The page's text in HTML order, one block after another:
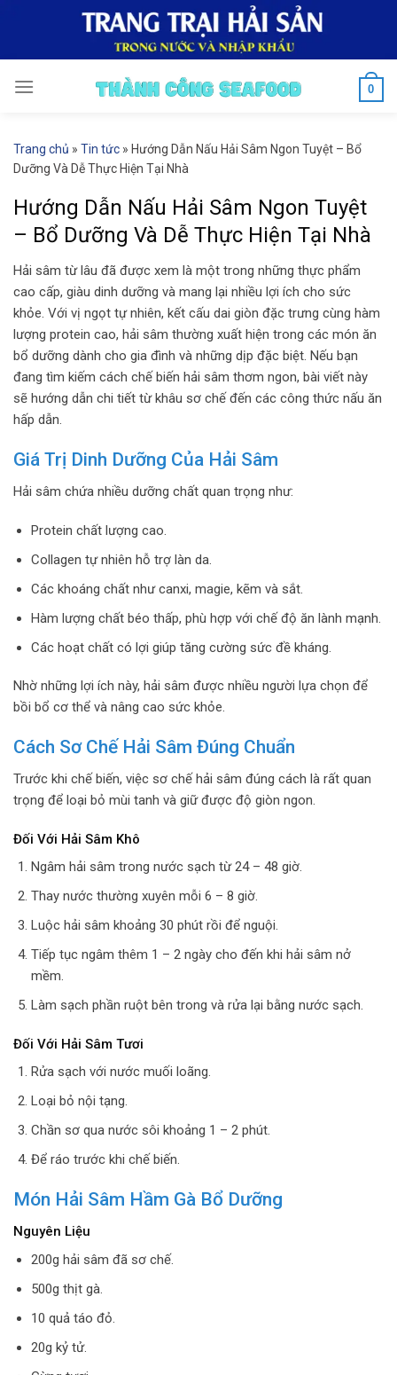
0
Trang chủ » Tin tức » Hướng Dẫn Nấu Hải Sâm Ngon Tuyệt – Bổ
Dưỡng Và Dễ Thực Hiện Tại Nhà
Hướng Dẫn Nấu Hải Sâm Ngon Tuyệt
– Bổ Dưỡng Và Dễ Thực Hiện Tại Nhà
Hải sâm từ lâu đã được xem là một trong những thực phẩm
cao cấp, giàu dinh dưỡng và mang lại nhiều lợi ích cho sức
khỏe. Với vị ngọt tự nhiên, kết cấu dai giòn đặc trưng cùng hàm
lượng protein cao, hải sâm thường xuất hiện trong các món ăn
bổ dưỡng dành cho gia đình và những dịp đặc biệt. Nếu bạn
đang tìm kiếm cách chế biến hải sâm thơm ngon, bài viết này
sẽ hướng dẫn chi tiết từ khâu sơ chế đến các công thức nấu ăn
hấp dẫn.
Giá Trị Dinh Dưỡng Của Hải Sâm
Hải sâm chứa nhiều dưỡng chất quan trọng như:
Protein chất lượng cao.
Collagen tự nhiên hỗ trợ làn da.
Các khoáng chất như canxi, magie, kẽm và sắt.
Hàm lượng chất béo thấp, phù hợp với chế độ ăn lành mạnh.
Các hoạt chất có lợi giúp tăng cường sức đề kháng.
Nhờ những lợi ích này, hải sâm được nhiều người lựa chọn để
bồi bổ cơ thể và nâng cao sức khỏe.
Cách Sơ Chế Hải Sâm Đúng Chuẩn
Trước khi chế biến, việc sơ chế hải sâm đúng cách là rất quan
trọng để loại bỏ mùi tanh và giữ được độ giòn ngon.
Đối Với Hải Sâm Khô
Ngâm hải sâm trong nước sạch từ 24 – 48 giờ.
Thay nước thường xuyên mỗi 6 – 8 giờ.
Luộc hải sâm khoảng 30 phút rồi để nguội.
Tiếp tục ngâm thêm 1 – 2 ngày cho đến khi hải sâm nở
mềm.
Làm sạch phần ruột bên trong và rửa lại bằng nước sạch.
Đối Với Hải Sâm Tươi
Rửa sạch với nước muối loãng.
Loại bỏ nội tạng.
Chần sơ qua nước sôi khoảng 1 – 2 phút.
Để ráo trước khi chế biến.
Món Hải Sâm Hầm Gà Bổ Dưỡng
Nguyên Liệu
200g hải sâm đã sơ chế.
500g thịt gà.
10 quả táo đỏ.
20g kỷ tử.